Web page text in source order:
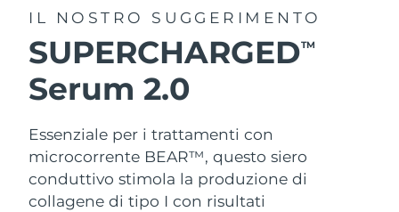
IL NOSTRO SUGGERIMENTO
SUPERCHARGEDTM
Serum 2.0
Essenziale per i trattamenti con
microcorrente BEAR™, questo siero
conduttivo stimola la produzione di
collagene di tipo I con risultati